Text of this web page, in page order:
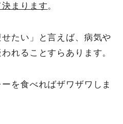
まります。
たい」と言えば、病気や
れることすらあります。
を食べればザワザワしま